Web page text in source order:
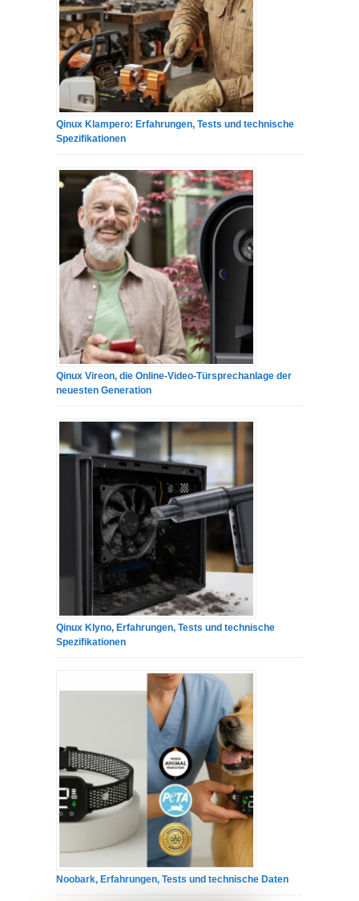
Qinux Klampero: Erfahrungen, Tests und technische
Spezifikationen
Qinux Vireon, die Online-Video-Türsprechanlage der
neuesten Generation
Qinux Klyno, Erfahrungen, Tests und technische
Spezifikationen
Noobark, Erfahrungen, Tests und technische Daten